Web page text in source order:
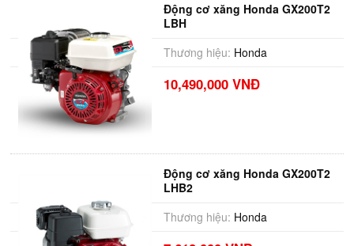
Động cơ xăng Honda GX200T2
LBH
Thương hiệu: Honda
10,490,000 VNĐ
Động cơ xăng Honda GX200T2
LHB2
Thương hiệu: Honda